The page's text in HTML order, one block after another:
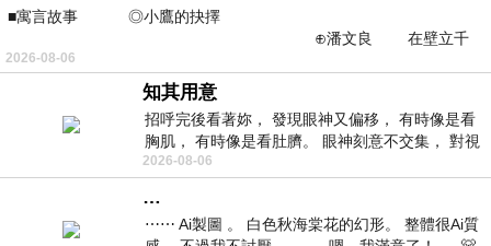
■寓言故事 ◎小鷹的抉擇
⊕潘文良 在壁立千
仞的懸崖上，有一座遮天蔽
2026-08-06
知其用意
招呼完後看著妳， 發現眼神又偏移， 有時像是看
胸肌， 有時像是看肚臍。 眼神刻意不交集， 對視
視線不對齊， 讓我很難不
2026-08-06
…
⋯⋯ Ai製圖 。 白色秋海棠花的幻形。 整體很Ai質